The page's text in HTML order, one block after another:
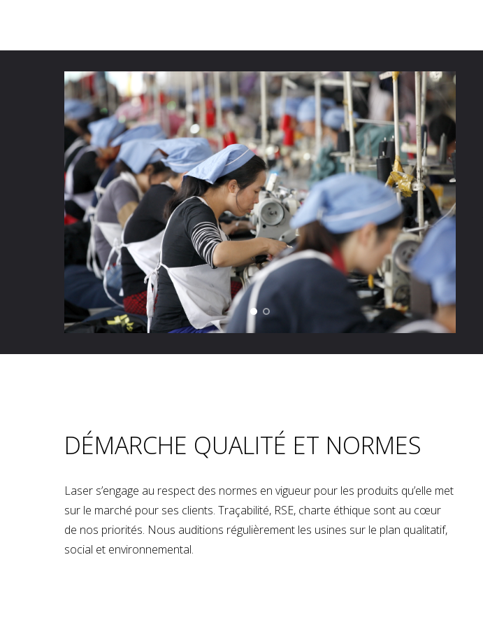
DÉMARCHE QUALITÉ ET NORMES
Laser s’engage au respect des normes en vigueur pour les produits qu’elle met
sur le marché pour ses clients. Traçabilité, RSE, charte éthique sont au cœur
de nos priorités. Nous auditions régulièrement les usines sur le plan qualitatif,
social et environnemental.